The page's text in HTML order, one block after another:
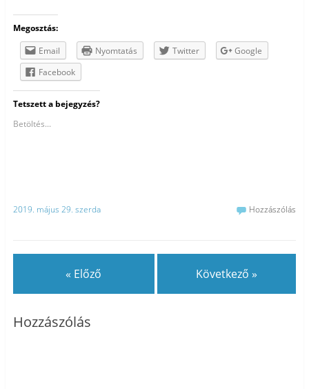
Megosztás:
Email
Nyomtatás Twitter
Google
Facebook
Tetszett a bejegyzés?
Betöltés...
2019. május 29. szerda Hozzászólás
« Előző Következő »
Hozzászólás